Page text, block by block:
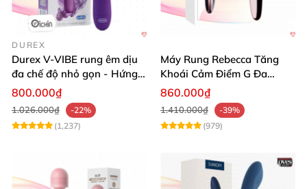
DUREX
Durex V-VIBE rung êm dịu
đa chế độ nhỏ gọn - Hứng
khởi từng phút
800.000₫
1.026.000₫
-22%
(1,237)
Máy Rung Rebecca Tăng
Khoái Cảm Điểm G Đa
Năng Siêu Mạnh
860.000₫
1.410.000₫
-39%
(979)